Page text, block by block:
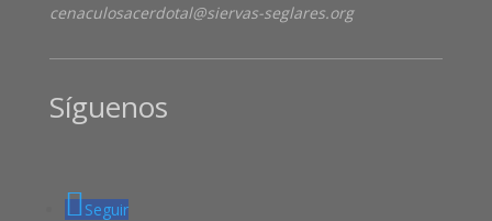
cenaculosacerdotal@siervas-seglares.org
Síguenos
Seguir